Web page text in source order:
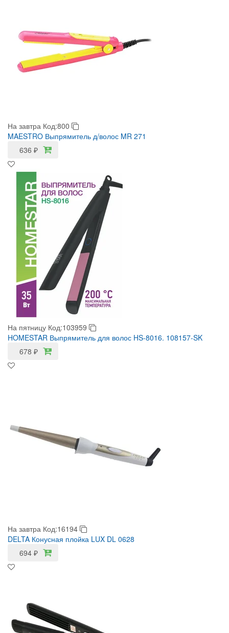
На завтра Код:800
MAESTRO Выпрямитель д/волос MR 271
636 ₽
На пятницу Код:103959
HOMESTAR Выпрямитель для волос HS-8016. 108157-SK
678 ₽
На завтра Код:16194
DELTA Конусная плойка LUX DL 0628
694 ₽